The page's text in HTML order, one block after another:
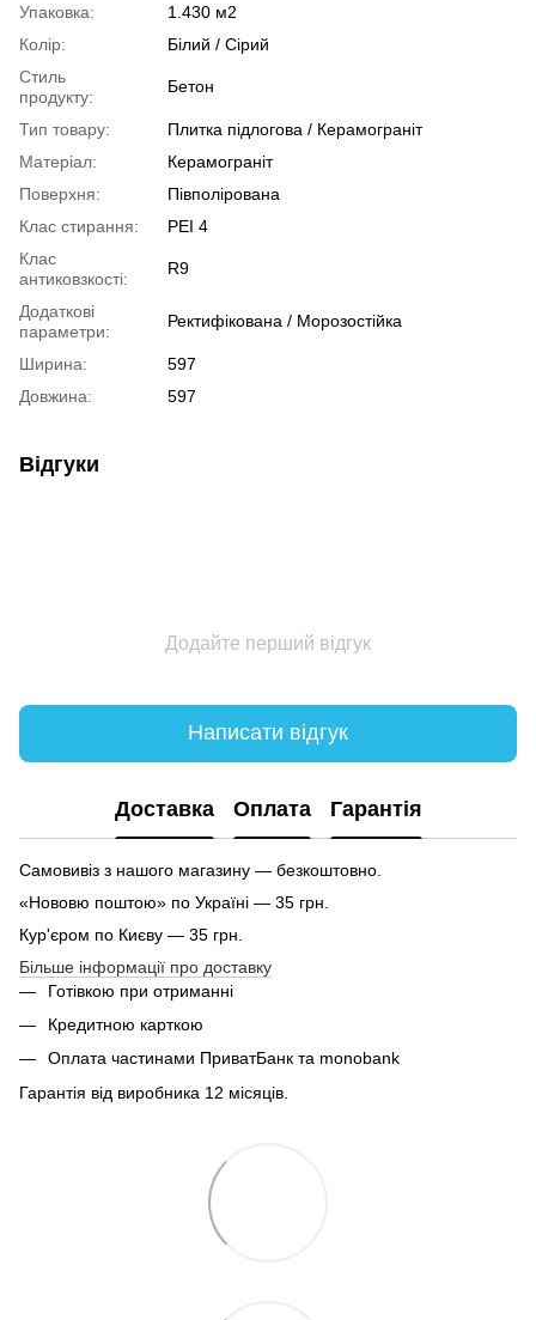
Упаковка:
1.430 м2
Колір:
Білий / Сірий
Стиль
продукту:
Бетон
Тип товару:
Плитка підлогова / Керамограніт
Матеріал:
Керамограніт
Поверхня:
Півполірована
Клас стирання:
PEI 4
Клас
антиковзкості:
R9
Додаткові
параметри:
Ректифікована / Морозостійка
Ширина:
597
Довжина:
597
Відгуки
Додайте перший відгук
Написати відгук
Доставка Оплата Гарантія
Самовивіз з нашого магазину — безкоштовно.
«Нововю поштою» по Україні — 35 грн.
Кур'єром по Києву — 35 грн.
Більше інформації про доставку
Готівкою при отриманні
Кредитною карткою
Оплата частинами ПриватБанк та monobank
Гарантія від виробника 12 місяців.